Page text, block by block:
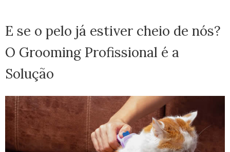
E se o pelo já estiver cheio de nós?
O Grooming Profissional é a
Solução